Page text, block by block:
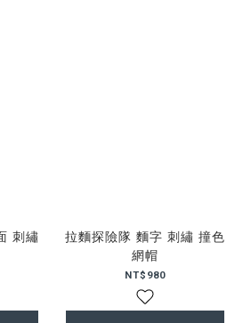
刺繡
拉麵探險隊 麵字 刺繡 撞色
網帽
NT$980